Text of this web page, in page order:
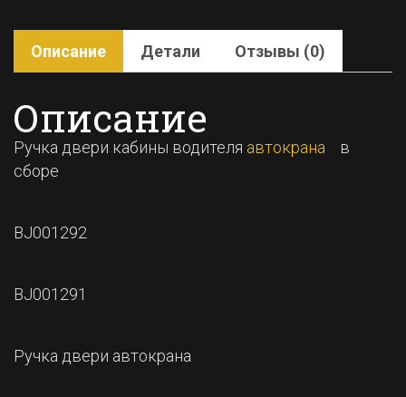
Описание Детали Отзывы (0)
Описание
Ручка двери кабины водителя автокрана в
сборе
BJ001292
BJ001291
Ручка двери автокрана